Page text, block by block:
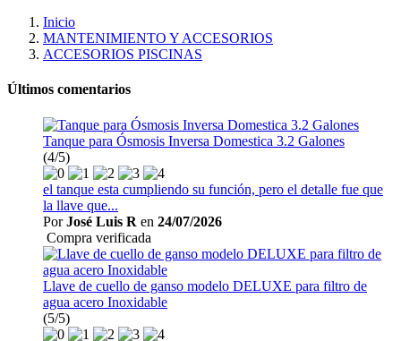
Inicio
MANTENIMIENTO Y ACCESORIOS
ACCESORIOS PISCINAS
Últimos comentarios
Tanque para Ósmosis Inversa Domestica 3.2 Galones
(4/5)
el tanque esta cumpliendo su función, pero el detalle fue que
la llave que...
PorJosé Luis R en 24/07/2026
Compra verificada
Llave de cuello de ganso modelo DELUXE para filtro de
agua acero Inoxidable
(5/5)